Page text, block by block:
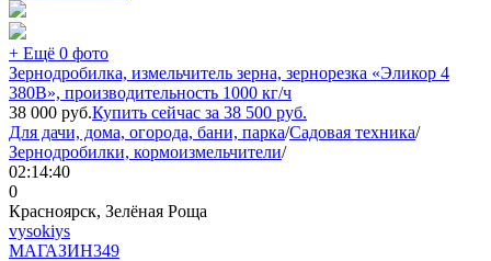
+ Ещё 0 фото
Зернодробилка, измельчитель зерна, зернорезка «Эликор 4
380В», производительность 1000 кг/ч
38 000 руб.Купить сейчас за 38 500 руб.
Для дачи, дома, огорода, бани, парка/Садовая техника/
Зернодробилки, кормоизмельчители/
02:14:40
0
Красноярск, Зелёная Роща
vysokiys
МАГАЗИН349